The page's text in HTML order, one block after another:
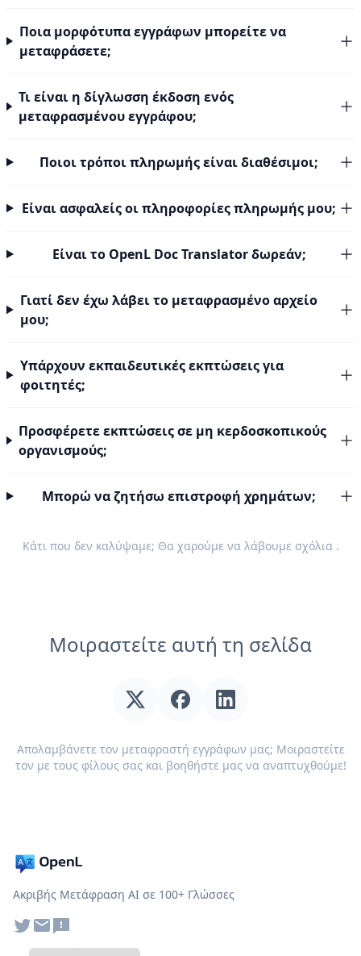
Ποια μορφότυπα εγγράφων μπορείτε να
μεταφράσετε;
Τι είναι η δίγλωσση έκδοση ενός
μεταφρασμένου εγγράφου;
Ποιοι τρόποι πληρωμής είναι διαθέσιμοι;
Είναι ασφαλείς οι πληροφορίες πληρωμής μου;
Είναι το OpenL Doc Translator δωρεάν;
Γιατί δεν έχω λάβει το μεταφρασμένο αρχείο
μου;
Υπάρχουν εκπαιδευτικές εκπτώσεις για
φοιτητές;
Προσφέρετε εκπτώσεις σε μη κερδοσκοπικούς
οργανισμούς;
Μπορώ να ζητήσω επιστροφή χρημάτων;
Κάτι που δεν καλύψαμε; Θα χαρούμε να λάβουμε σχόλια.
Μοιραστείτε αυτή τη σελίδα
Απολαμβάνετε τον μεταφραστή εγγράφων μας; Μοιραστείτε
τον με τους φίλους σας και βοηθήστε μας να αναπτυχθούμε!
Ακριβής Μετάφραση AI σε 100+ Γλώσσες